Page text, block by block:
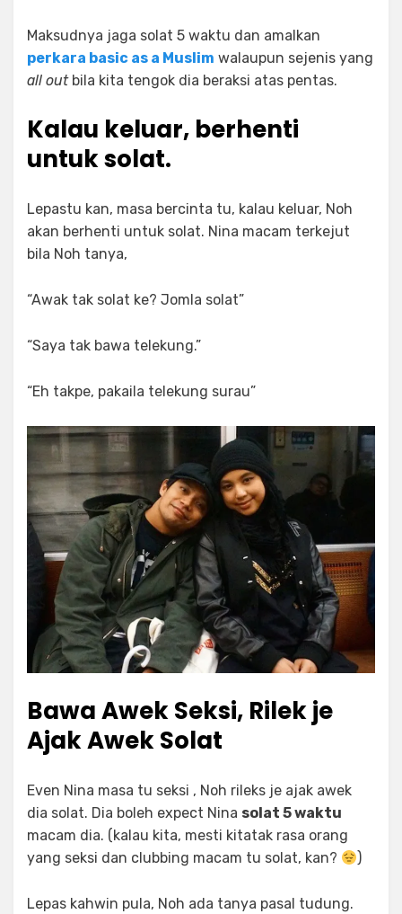
Maksudnya jaga solat 5 waktu dan amalkan
perkara basic as a Muslim walaupun sejenis yang
all outbila kita tengok dia beraksi atas pentas.
Kalau keluar, berhenti
untuk solat.
Lepastu kan, masa bercinta tu, kalau keluar, Noh
akan berhenti untuk solat. Nina macam terkejut
bila Noh tanya,
“Awak tak solat ke? Jomla solat”
“Saya tak bawa telekung.”
“Eh takpe, pakaila telekung surau”
Bawa Awek Seksi, Rilek je
Ajak Awek Solat
Even Nina masa tu seksi , Noh rileks je ajak awek
dia solat. Dia boleh expect Nina solat 5 waktu
macam dia. (kalau kita, mesti kitatak rasa orang
yang seksi dan clubbing macam tu solat, kan?
)
Lepas kahwin pula, Noh ada tanya pasal tudung.